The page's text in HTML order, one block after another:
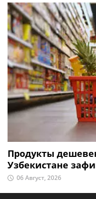
Продукты
Узбекистане
06 Август, 2026